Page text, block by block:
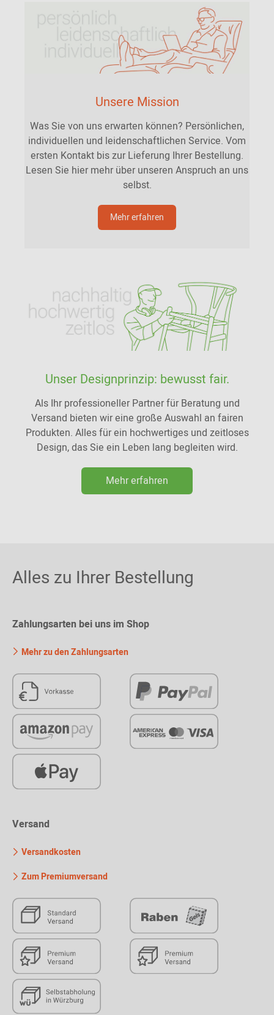
Unsere Mission
Was Sie von uns erwarten können? Persönlichen,
individuellen und leidenschaftlichen Service. Vom
ersten Kontakt bis zur Lieferung Ihrer Bestellung.
Lesen Sie hier mehr über unseren Anspruch an uns
selbst.
Mehr erfahren
Unser Designprinzip: bewusst fair.
Als Ihr professioneller Partner für Beratung und
Versand bieten wir eine große Auswahl an fairen
Produkten. Alles für ein hochwertiges und zeitloses
Design, das Sie ein Leben lang begleiten wird.
Mehr erfahren
Alles zu Ihrer Bestellung
Zahlungsarten bei uns im Shop
Mehr zu den Zahlungsarten
Versand
Versandkosten
Zum Premiumversand